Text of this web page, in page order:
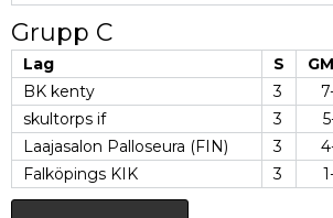
Grupp C
Lag S
BK kenty
3
skultorps if
3
Laajasalon Palloseura (FIN)
3
Falköpings KIK
3